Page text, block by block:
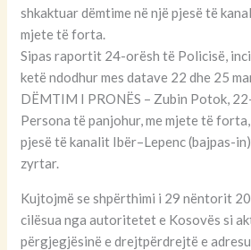
shkaktuar dëmtime në një pjesë të
mjete të forta.
Sipas raportit 24-orësh të Policisë,
ketë ndodhur mes datave 22 dhe 25
DËMTIM I PRONËS – Zubin Potok,
Persona të panjohur, me mjete të
pjesë të kanalit Ibër–Lepenc (bajpas-
zyrtar.
Kujtojmë se shpërthimi i 29 nëntorit
cilësua nga autoritetet e Kosovës si
përgjegjësinë e drejtpërdrejtë e